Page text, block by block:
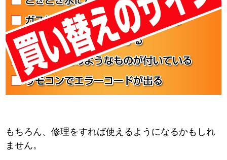
もちろん、修理をすれば使えるようになるかもしれ
ません。